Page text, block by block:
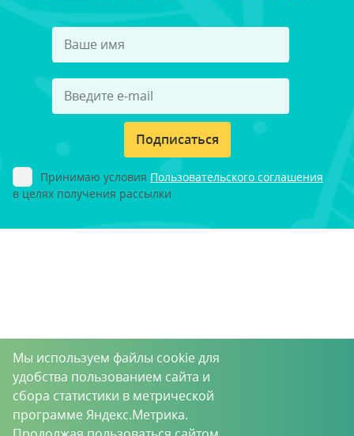
Подписаться
Принимаю условия Пользовательского соглашения
в целях получения рассылки
Мы используем файлы cookie для
удобства пользованием сайта и
сбора статистики в метрической
программе Яндекс.Метрика.